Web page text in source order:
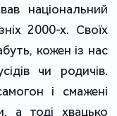
національний
2000-х. Своїх
кожен із нас
чи родичів.
і смажені
а тоді хвацько